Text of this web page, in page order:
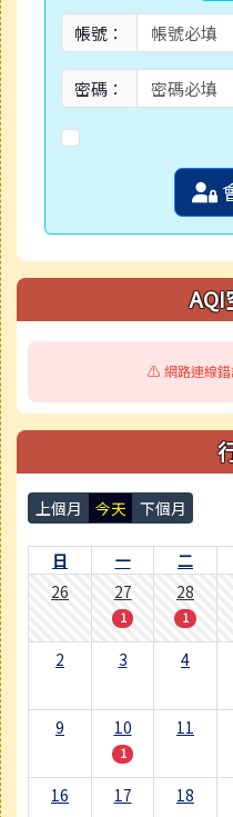
帳號：
密碼：
AQI
⚠️ 網路連線錯
上個月 今天 下個月
日 一 二
26
27
1
28
1
2 3 4
9 10
1
11
16 17 18